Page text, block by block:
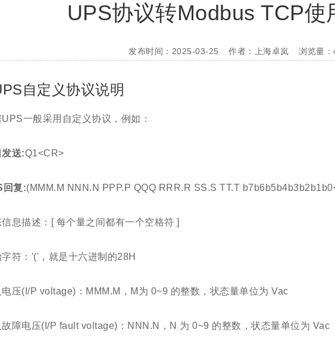
UPS协议转Modbus TCP使
发布时间：2025-03-25 作者：上海卓岚 浏览量
自定义协议说明
一般采用自定义协议，例如：
发送:Q1<CR>
回复:(MMM.M NNN.N PPP.P QQQ RRR.R SS.S TT.T
息描述：[ 每个量之间都有一个空格符 ]
字符：'('，就是十六进制的28H
压(I/P voltage)：MMM.M，M为 0~9 的整数，状态量单位为 Vac
故障电压(I/P fault voltage)：NNN.N，N 为 0~9 的整数，状态量单位为 Vac